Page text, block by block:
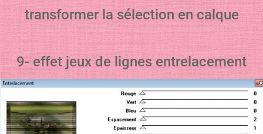
transformer la sélection en calque
9- effet jeux de lignes entrelacement